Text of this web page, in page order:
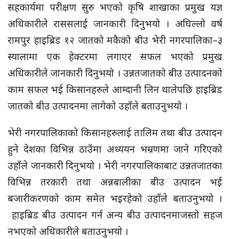
सहकार्यमा परीक्षण सुरु भएको कृषि शाखाका प्रमुख यज्ञ
अधिकारीले राससलाई जानकारी दिनुभयो । अघिल्लो वर्ष
रामपुर हाइब्रिड १२ जातको मकैको बीउ भेरी नगरपालिका–३
स्यालामा एक हेक्टरमा लगाएर सफल भएको प्रमुख
अधिकारीले जानकारी दिनुभयो । उन्नतजातको बीउ उत्पादनको
काम सफल भई किसानहरुले आम्दानी लिन थालेपछि हाइब्रिड
जातको बीउ उत्पादनमा लागेको उहाँले बताउनुभयो ।
भेरी नगरपालिकाको किसानहरुलाई तालिम तथा बीउ उत्पादन
हुने देशका विभिन्न ठाउँमा अध्ययन भम्रणमा जाने गरिएको
उहाँले जानकारी दिनुभयो । भेरी नगरपालिकाबाट उन्नतजातका
विभिन्न तरकारी तथा अन्नबालीका बीउ उत्पादन भई
बजारीकरणको काम समेत भइरहेको उहाँले बताउनुभयो ।
हाइब्रिड बीउ उत्पादन गर्न अन्य बीउ उत्पादनमाजस्तो सहज
नभएको अधिकारीले बताउनुभयो ।